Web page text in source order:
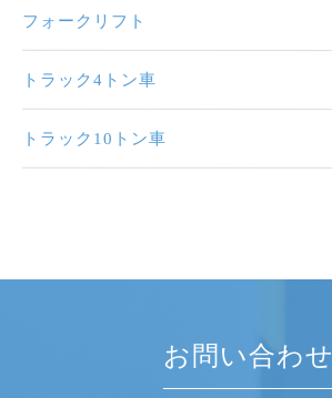
フォークリフト
トラック4トン車
トラック10トン車
お問い合わせ